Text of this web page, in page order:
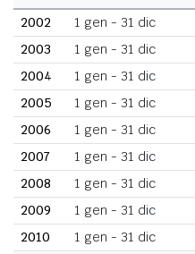
2002
1 gen - 31 dic
2003
1 gen - 31 dic
2004
1 gen - 31 dic
2005
1 gen - 31 dic
2006
1 gen - 31 dic
2007
1 gen - 31 dic
2008
1 gen - 31 dic
2009
1 gen - 31 dic
2010
1 gen - 31 dic